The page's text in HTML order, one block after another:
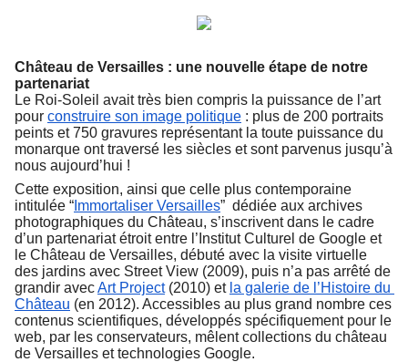
Château de Versailles : une nouvelle étape de notre
partenariat
Le Roi-Soleil avait très bien compris la puissance de l’art
pour construire son image politique : plus de 200 portraits
peints et 750 gravures représentant la toute puissance du
monarque ont traversé les siècles et sont parvenus jusqu’à
nous aujourd’hui !
Cette exposition, ainsi que celle plus contemporaine
intitulée “ Immortaliser Versailles” dédiée aux archives
photographiques du Château, s’inscrivent dans le cadre
d’un partenariat étroit entre l’Institut Culturel de Google et
le Château de Versailles, débuté avec la visite virtuelle
des jardins avec Street View (2009), puis n’a pas arrêté de
grandir avec Art Project (2010) et la galerie de l’Histoire du
Château (en 2012). Accessibles au plus grand nombre ces
contenus scientifiques, développés spécifiquement pour le
web, par les conservateurs, mêlent collections du château
de Versailles et technologies Google.